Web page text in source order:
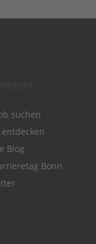
suchen
Blog
Bonn